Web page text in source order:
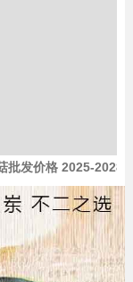
建-扁山旅游
批发价格 2025-2028